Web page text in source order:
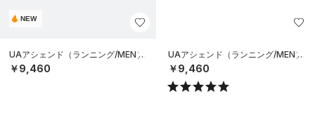
NEW
UAアシェンド（ランニング/MEN）
￥9,460
UAアシェンド（ランニング/MEN）
￥9,460